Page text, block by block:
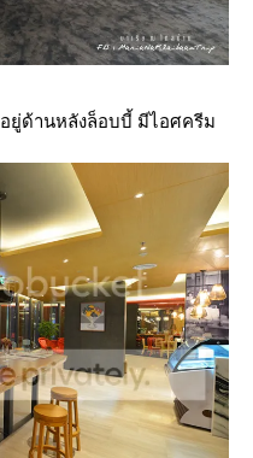
อยู่ด้านหลังล็อบบี้ มีไอศครีม